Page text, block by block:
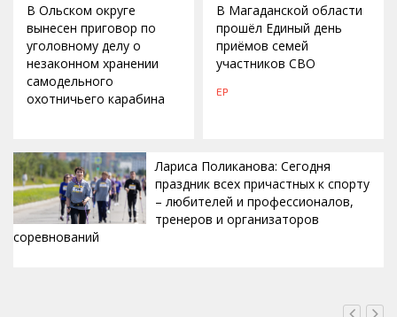
В Ольском округе
вынесен приговор по
уголовному делу о
незаконном хранении
самодельного
охотничьего карабина
В Магаданской области
прошёл Единый день
приёмов семей
участников СВО
ЕР
Лариса Поликанова: Сегодня
праздник всех причастных к спорту
– любителей и профессионалов,
тренеров и организаторов
соревнований